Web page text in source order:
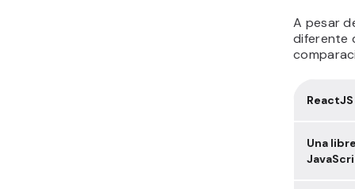
A pesar
diferente
ReactJS
Una